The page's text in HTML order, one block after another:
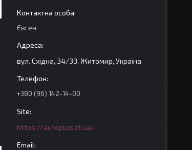
Євген
вул. Східна, 34/33, Житомир, Україна
+380 (96) 142-14-00
https://autoplus.zt.ua/